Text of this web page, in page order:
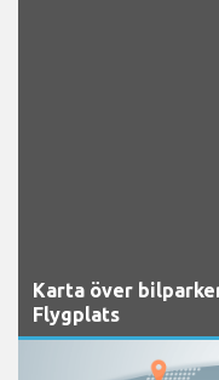
Karta över
Flygplats